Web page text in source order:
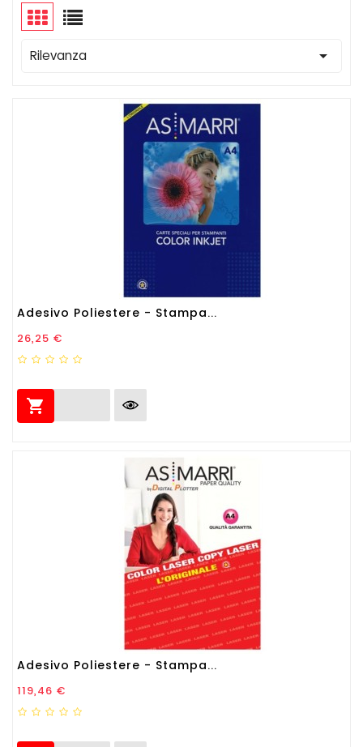
Rilevanza 
Adesivo Poliestere - Stampa...
Prezzo
26,25 €

Adesivo Poliestere - Stampa...
Prezzo
119,46 €